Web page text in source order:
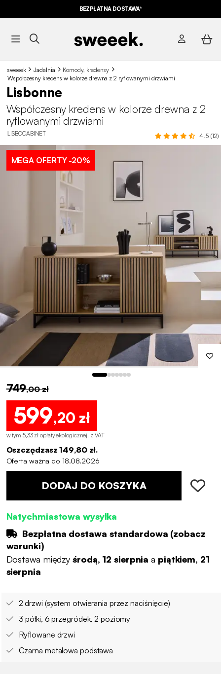
BEZPŁATNA DOSTAWA*
sweeek Jadalnia
Komody, kredensy
Współczesny kredens w kolorze drewna z 2 ryflowanymi drzwiami
Lisbonne
Współczesny kredens w kolorze drewna z 2
ryflowanymi drzwiami
ILISBOCABINET 4.5 (12)
MEGA OFERTY-20%
749,00 zł
599,20 zł
w tym 5,33 zł opłaty ekologicznej. z VAT
Oszczędzasz 149,80 zł.
Oferta ważna do 18.08.2026
DODAJ DO KOSZYKA
Natychmiastowa wysyłka
Bezpłatna dostawa standardowa (zobacz
warunki)
Dostawa między środą, 12 sierpnia a piątkiem, 21
sierpnia
2 drzwi (system otwierania przez naciśnięcie)
3 półki, 6 przegródek, 2 poziomy
Ryflowane drzwi
Czarna metalowa podstawa